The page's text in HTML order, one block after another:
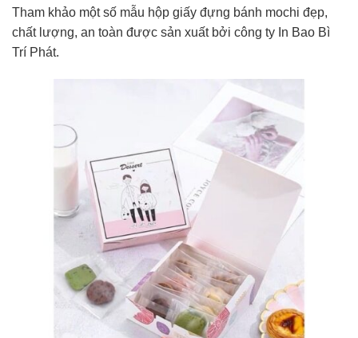
Tham khảo một số mẫu hộp giấy đựng bánh mochi đẹp,
chất lượng, an toàn được sản xuất bởi công ty In Bao Bì
Trí Phát.